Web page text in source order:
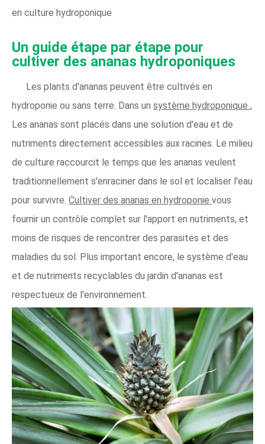
en culture hydroponique
Un guide étape par étape pour
cultiver des ananas hydroponiques
Les plants d'ananas peuvent être cultivés en
hydroponie ou sans terre. Dans un système hydroponique ,
Les ananas sont placés dans une solution d'eau et de
nutriments directement accessibles aux racines. Le milieu
de culture raccourcit le temps que les ananas veulent
traditionnellement s'enraciner dans le sol et localiser l'eau
pour survivre. Cultiver des ananas en hydroponie vous
fournir un contrôle complet sur l'apport en nutriments, et
moins de risques de rencontrer des parasites et des
maladies du sol. Plus important encore, le système d'eau
et de nutriments recyclables du jardin d'ananas est
respectueux de l'environnement.